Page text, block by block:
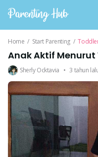
Home / Start Parenting /
Anak Aktif Menurut
Sherly Ocktavia • 3 tahun